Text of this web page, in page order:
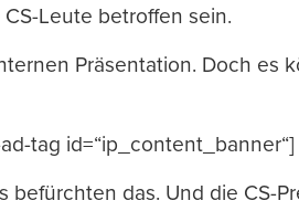
CS-Leute betroffen sein.
Präsentation. Doch es
tag id=“ip_content_banner“]
befürchten das. Und die CS-